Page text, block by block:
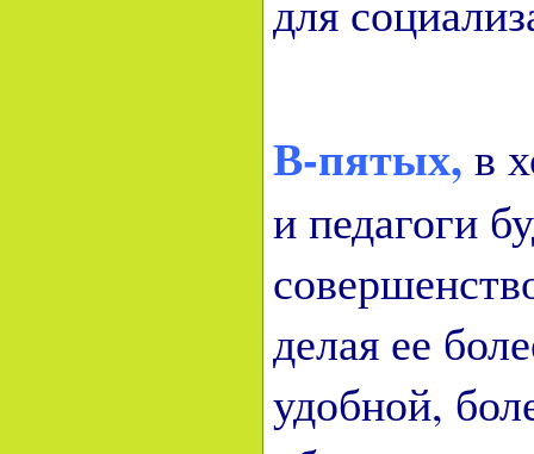
для
В-пятых, в
и педагоги
делая ее
удобной,